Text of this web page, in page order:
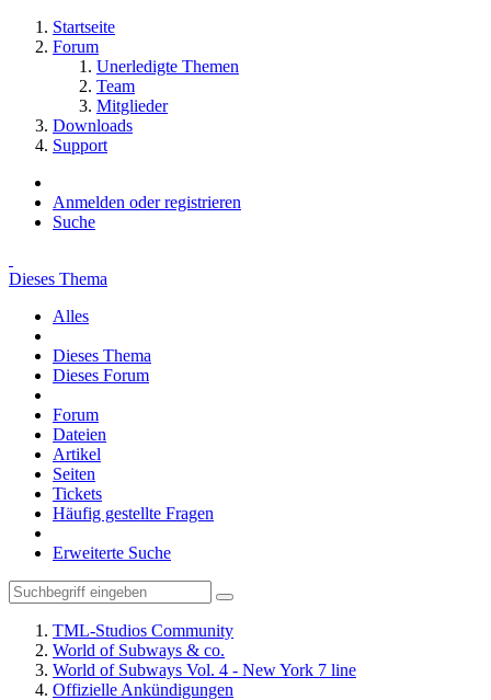
Startseite
Forum
Unerledigte Themen
Team
Mitglieder
Downloads
Support
Anmelden oder registrieren
Suche
Dieses Thema
Alles
Dieses Thema
Dieses Forum
Forum
Dateien
Artikel
Seiten
Tickets
Häufig gestellte Fragen
Erweiterte Suche
TML-Studios Community
World of Subways & co.
World of Subways Vol. 4 - New York 7 line
Offizielle Ankündigungen